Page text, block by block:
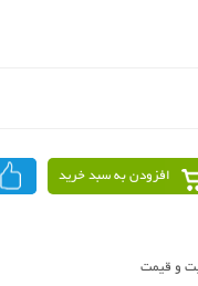
افزودن به سبد خرید
و قیمت